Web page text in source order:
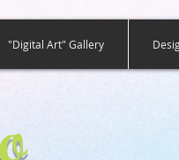
"Digital Art" Gallery